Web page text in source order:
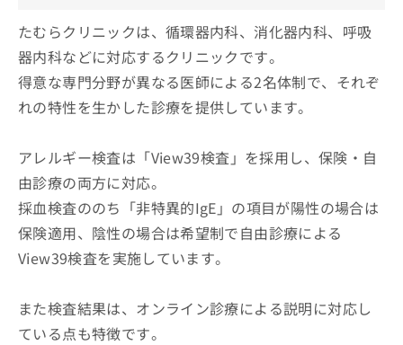
たむらクリニックは、循環器内科、消化器内科、呼吸
器内科などに対応するクリニックです。
得意な専門分野が異なる医師による2名体制で、それぞ
れの特性を生かした診療を提供しています。
アレルギー検査は「View39検査」を採用し、保険・自
由診療の両方に対応。
採血検査ののち「非特異的IgE」の項目が陽性の場合は
保険適用、陰性の場合は希望制で自由診療による
View39検査を実施しています。
また検査結果は、オンライン診療による説明に対応し
ている点も特徴です。